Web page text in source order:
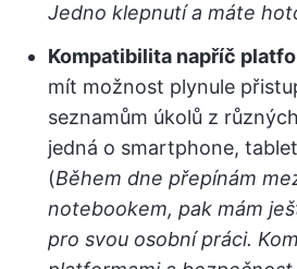
Jedno klepnutí a máte
Kompatibilita napříč
mít možnost plynule
seznamům úkolů z
jedná o smartphone,
(Během dne přepínám
notebookem, pak mám
pro svou osobní práci.